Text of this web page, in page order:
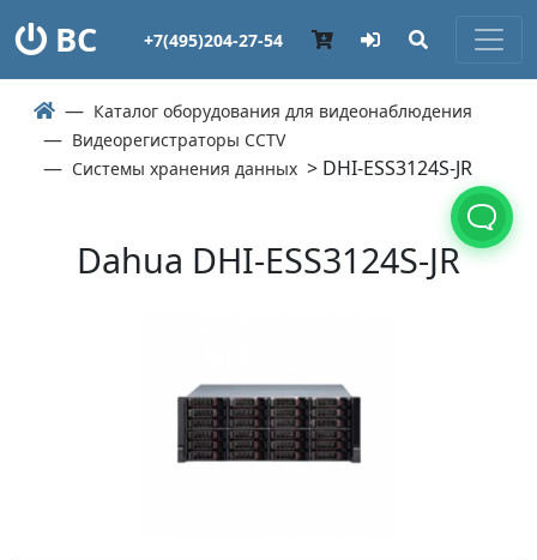
ВС +7(495)204-27-54
Каталог оборудования для видеонаблюдения
Видеорегистраторы CCTV
Системы хранения данных > DHI-ESS3124S-JR
Dahua DHI-ESS3124S-JR